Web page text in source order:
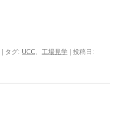
| タグ: UCC、 工場見学 | 投稿日: